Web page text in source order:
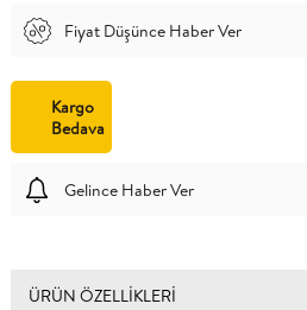
Fiyat Düşünce Haber Ver
Kargo
Bedava
Gelince Haber Ver
ÜRÜN ÖZELLIKLERI